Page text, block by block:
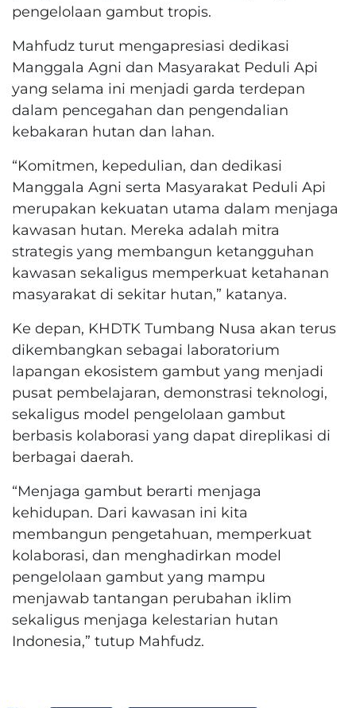
pengelolaan gambut tropis.
Mahfudz turut mengapresiasi dedikasi
Manggala Agni dan Masyarakat Peduli Api
yang selama ini menjadi garda terdepan
dalam pencegahan dan pengendalian
kebakaran hutan dan lahan.
“Komitmen, kepedulian, dan dedikasi
Manggala Agni serta Masyarakat Peduli Api
merupakan kekuatan utama dalam menjaga
kawasan hutan. Mereka adalah mitra
strategis yang membangun ketangguhan
kawasan sekaligus memperkuat ketahanan
masyarakat di sekitar hutan,” katanya.
Ke depan, KHDTK Tumbang Nusa akan terus
dikembangkan sebagai laboratorium
lapangan ekosistem gambut yang menjadi
pusat pembelajaran, demonstrasi teknologi,
sekaligus model pengelolaan gambut
berbasis kolaborasi yang dapat direplikasi di
berbagai daerah.
“Menjaga gambut berarti menjaga
kehidupan. Dari kawasan ini kita
membangun pengetahuan, memperkuat
kolaborasi, dan menghadirkan model
pengelolaan gambut yang mampu
menjawab tantangan perubahan iklim
sekaligus menjaga kelestarian hutan
Indonesia,” tutup Mahfudz.